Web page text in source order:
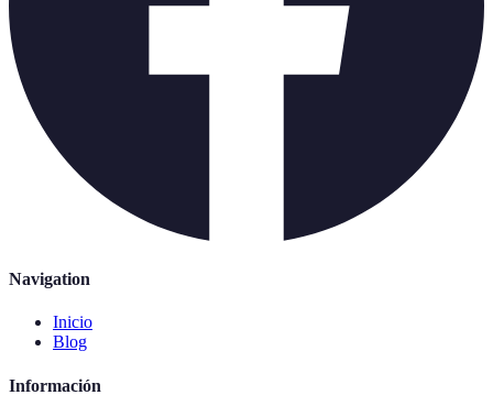
Navigation
Inicio
Blog
Información